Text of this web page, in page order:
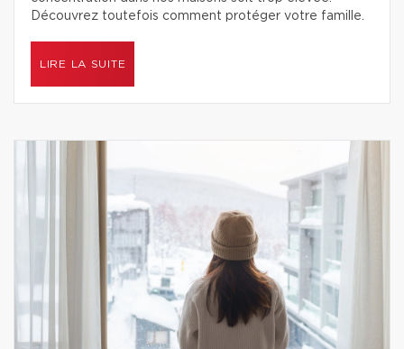
Découvrez toutefois comment protéger votre famille.
LIRE LA SUITE